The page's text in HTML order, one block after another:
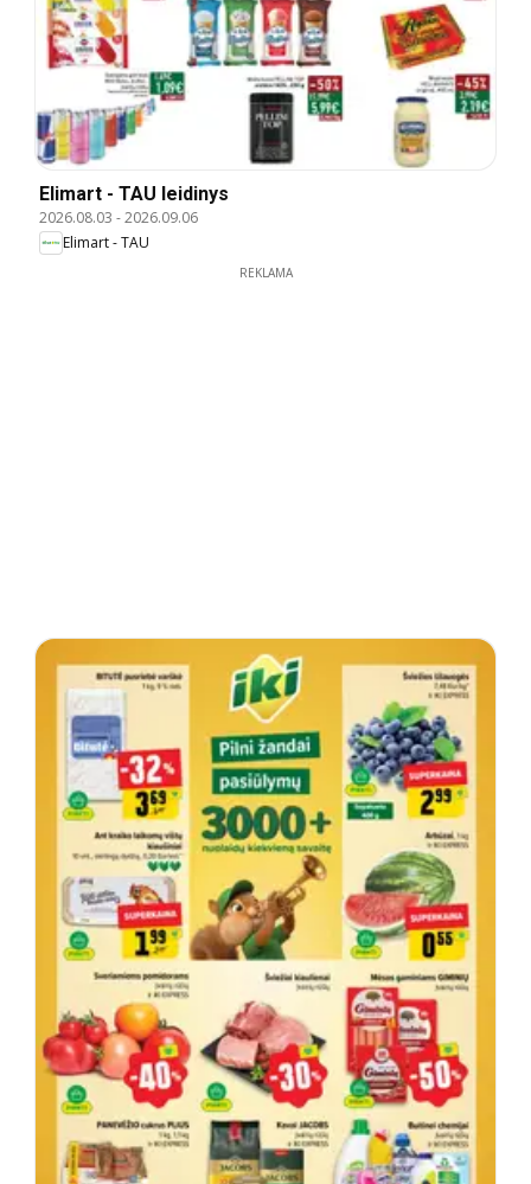
Elimart - TAU leidinys
2026.08.03 -2026.09.06
Elimart - TAU
REKLAMA